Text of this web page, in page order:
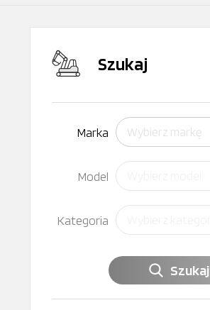
Szukaj
Marka Wybierz markę
Model
Kategoria
Szukaj